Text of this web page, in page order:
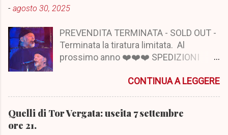
- agosto 30, 2025
PREVENDITA TERMINATA - SOLD OUT -
Terminata la tiratura limitata. Al
prossimo anno ❤️❤️❤️ SPEDIZIONI
ORDINE DI PRENOTAZIONE
comunque il track tramite la vostra mail
CONTINUA A LEGGERE
Quelli di Tor Vergata: uscita 7 settembre
ore 21.